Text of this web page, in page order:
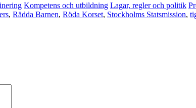
Kompetens och utbildning Lagar, regler och politik
, Rädda Barnen, Röda Korset, Stockholms Statsmission,